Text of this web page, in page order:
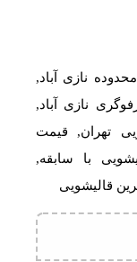
نازی آباد,
نازی آباد,
تهران, قیمت
با سابقه,
قالیشویی